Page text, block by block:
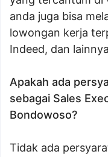
anda juga bisa
lowongan kerja
Indeed, dan
Apakah ada
sebagai Sales
Bondowoso?
Tidak ada